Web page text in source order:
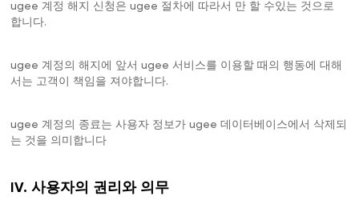
ugee 계정 해지 신청은 ugee 절차에 따라서 만 할 수있는 것으로
합니다.
ugee 계정의 해지에 앞서 ugee 서비스를 이용할 때의 행동에 대해
서는 고객이 책임을 져야합니다.
ugee 계정의 종료는 사용자 정보가 ugee 데이터베이스에서 삭제되
는 것을 의미합니다
IV. 사용자의 권리와 의무